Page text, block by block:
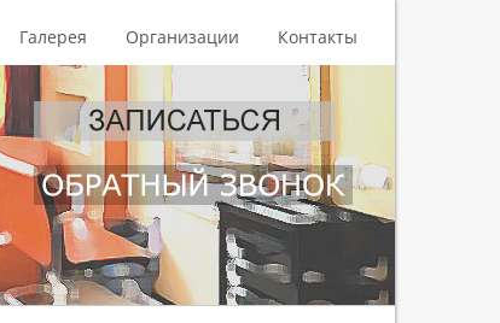
Галерея Организации Контакты